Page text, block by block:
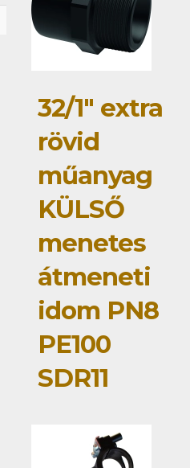
32/1" extra
rövid
műanyag
KÜLSŐ
menetes
átmeneti
idom PN8
PE100
SDR11